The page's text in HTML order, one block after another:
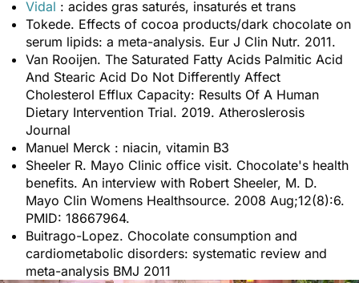
Vidal : acides gras saturés, insaturés et trans
Tokede. Effects of cocoa products/dark chocolate on
serum lipids: a meta-analysis. Eur J Clin Nutr. 2011.
Van Rooijen. The Saturated Fatty Acids Palmitic Acid
And Stearic Acid Do Not Differently Affect
Cholesterol Efflux Capacity: Results Of A Human
Dietary Intervention Trial. 2019. Atheroslerosis
Journal
Manuel Merck : niacin, vitamin B3
Sheeler R. Mayo Clinic office visit. Chocolate's health
benefits. An interview with Robert Sheeler, M. D.
Mayo Clin Womens Healthsource. 2008 Aug;12(8):6.
PMID: 18667964.
Buitrago-Lopez. Chocolate consumption and
cardiometabolic disorders: systematic review and
meta-analysis BMJ 2011